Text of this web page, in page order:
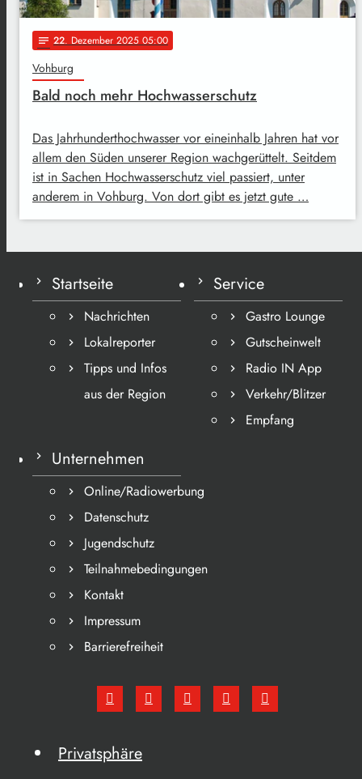
notes 22. Dezember 2025 05:00
Vohburg
Bald noch mehr Hochwasserschutz
Das Jahrhunderthochwasser vor eineinhalb Jahren hat vor
allem den Süden unserer Region wachgerüttelt. Seitdem
ist in Sachen Hochwasserschutz viel passiert, unter
anderem in Vohburg. Von dort gibt es jetzt gute …
Startseite
Nachrichten
Lokalreporter
Tipps und Infos
aus der Region
Service
Gastro Lounge
Gutscheinwelt
Radio IN App
Verkehr/Blitzer
Empfang
Unternehmen
Online/Radiowerbung
Datenschutz
Jugendschutz
Teilnahmebedingungen
Kontakt
Impressum
Barrierefreiheit
Privatsphäre